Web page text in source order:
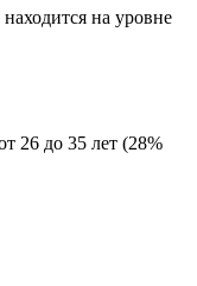
на уровне
26 до 35 лет (28%